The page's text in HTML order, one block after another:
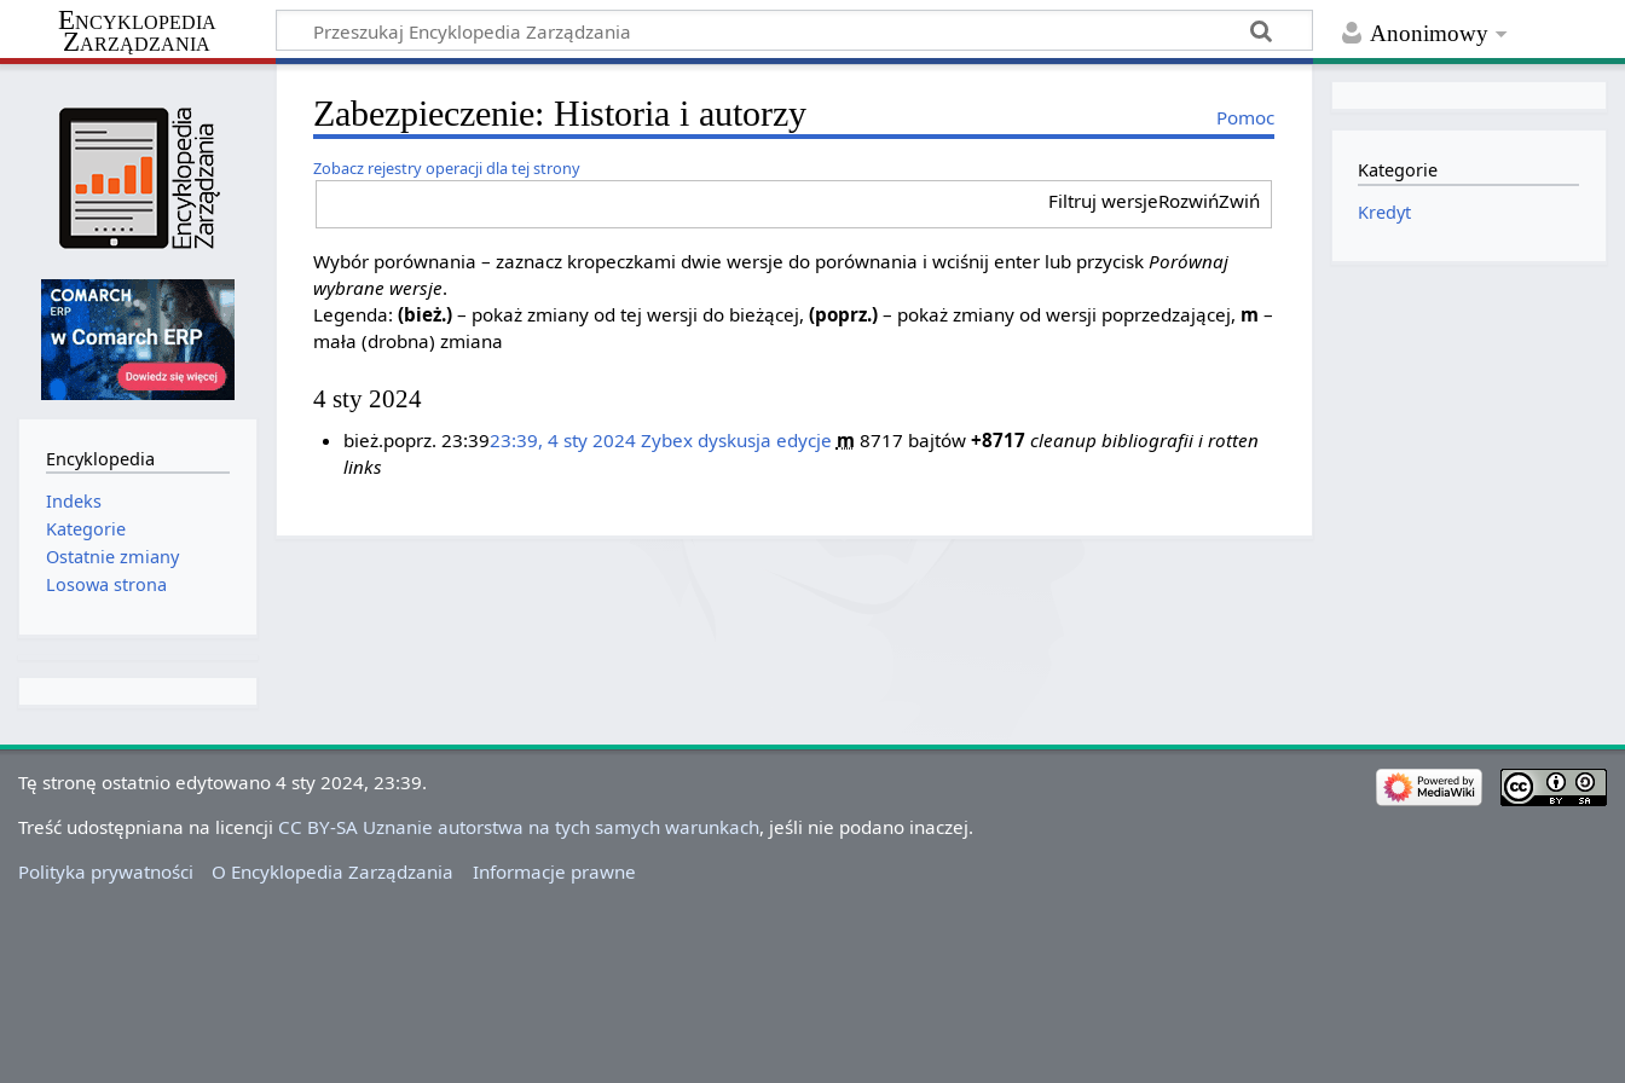
Anonimowy
Encyklopedia
Zarządzania
Pomoc
Zabezpieczenie: Historia i autorzy
Zobacz rejestry operacji dla tej strony
Filtruj wersjeRozwińZwiń
Wybór porównania – zaznacz kropeczkami dwie wersje do porównania i wciśnij enter lub przycisk Porównaj
wybrane wersje.
Legenda:(bież.) – pokaż zmiany od tej wersji do bieżącej,(poprz.) – pokaż zmiany od wersji poprzedzającej, m –
mała (drobna) zmiana
4 sty 2024
bież.poprz. 23:3923:39, 4 sty 2024‎ Zybex dyskusja edycje m 8717 bajtów +8717‎ cleanup bibliografii i rotten
links
Encyklopedia
Indeks
Kategorie
Ostatnie zmiany
Losowa strona
Kategorie
Kredyt
Tę stronę ostatnio edytowano 4 sty 2024, 23:39.
Treść udostępniana na licencji CC BY-SA Uznanie autorstwa na tych samych warunkach, jeśli nie podano inaczej.
Polityka prywatności
O Encyklopedia Zarządzania Informacje prawne